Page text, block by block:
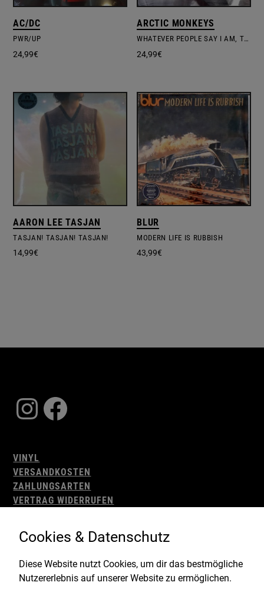
AC/DC
PWR/UP
24,99€
ARCTIC MONKEYS
WHATEVER PEOPLE SAY I AM, THAT'S WHAT I'M NOT
24,99€
AARON LEE TASJAN
TASJAN! TASJAN! TASJAN!
14,99€
BLUR
MODERN LIFE IS RUBBISH
43,99€
Instagram
Facebook
VINYL
VERSANDKOSTEN
ZAHLUNGSARTEN
VERTRAG WIDERRUFEN
WIDERRUFSBELEHRUNG
IMPRESSUM
Gefördert durch:
Cookies & Datenschutz
Diese Website nutzt Cookies, um dir das bestmögliche
Nutzererlebnis auf unserer Website zu ermöglichen.